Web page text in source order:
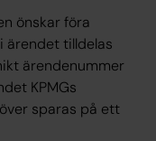
önskar föra
ärendet tilldelas
ärendenummer
KPMGs
sparas på ett